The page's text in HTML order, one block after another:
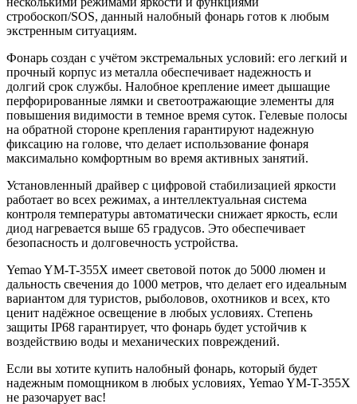
стробоскоп/SOS, данный налобный фонарь готов к любым
экстренным ситуациям.
Фонарь создан с учётом экстремальных условий: его легкий и
прочный корпус из металла обеспечивает надежность и
долгий срок службы. Налобное крепление имеет дышащие
перфорированные лямки и светоотражающие элементы для
повышения видимости в темное время суток. Гелевые полосы
на обратной стороне крепления гарантируют надежную
фиксацию на голове, что делает использование фонаря
максимально комфортным во время активных занятий.
Установленный драйвер с цифровой стабилизацией яркости
работает во всех режимах, а интеллектуальная система
контроля температуры автоматически снижает яркость, если
диод нагревается выше 65 градусов. Это обеспечивает
безопасность и долговечность устройства.
Yemao YM-T-355X имеет световой поток до 5000 люмен и
дальность свечения до 1000 метров, что делает его идеальным
вариантом для туристов, рыболовов, охотников и всех, кто
ценит надёжное освещение в любых условиях. Степень
защиты IP68 гарантирует, что фонарь будет устойчив к
воздействию воды и механических повреждений.
Если вы хотите купить налобный фонарь, который будет
надежным помощником в любых условиях, Yemao YM-T-355X
не разочарует вас!